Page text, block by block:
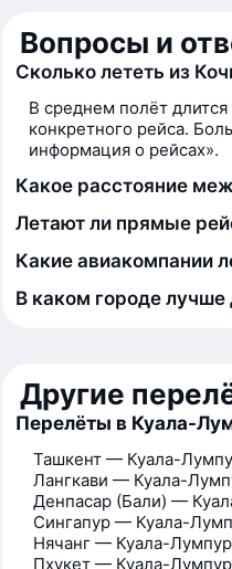
Вопросы и
Сколько лететь из
В среднем полёт
конкретного рейса.
информация о рейсах».
Какое расстояние
Летают ли прямые
Какие авиакомпании
В каком городе лучше
Другие
Перелёты в Куала-
Ташкент — Куала-
Лангкави — Куала-
Денпасар (Бали) —
Сингапур — Куала-
Нячанг — Куала-Лумпур
Пхукет — Куала-Лумпур